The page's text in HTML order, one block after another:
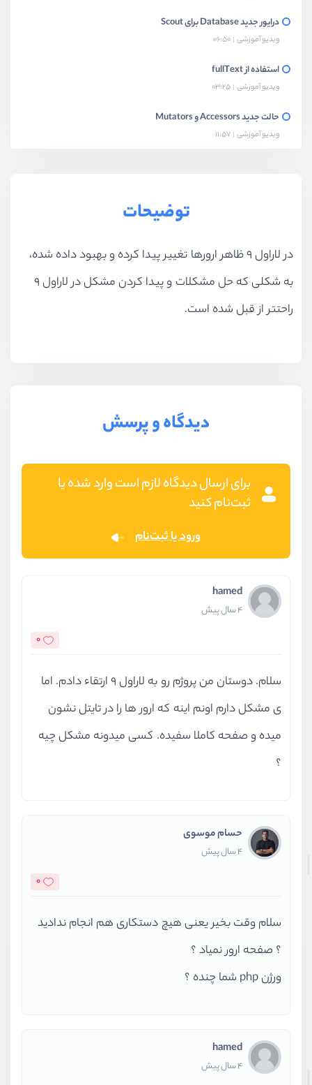
درایور جدید Database برای Scout
ویدیو آموزشی 06:50
استفاده از fullText
ویدیو آموزشی 03:25
حالت جدید Accessors و Mutators
ویدیو آموزشی 11:57
توضیحات
در لاراول 9 ظاهر ارورها تغییر پیدا کرده و بهبود داده شده،
به شکلی که حل مشکلات و پیدا کردن مشکل در لاراول 9
راحتتر از قبل شده است.
دیدگاه و پرسش
برای ارسال دیدگاه لازم است وارد شده یا
ثبت‌نام کنید
ورود یا ثبت‌نام
hamed
4 سال پیش
0
سلام. دوستان من پروژم رو به لاراول 9 ارتقاء دادم. اما
ی مشکل دارم اونم اینه که ارور ها را در تایتل نشون
میده و صفحه کاملا سفیده. کسی میدونه مشکل چیه
؟
حسام موسوی
4 سال پیش
0
سلام وقت بخیر یعنی هیچ دستکاری هم انجام ندادید
؟ صفحه ارور نمیاد ؟
ورژن php شما چنده ؟
hamed
4 سال پیش